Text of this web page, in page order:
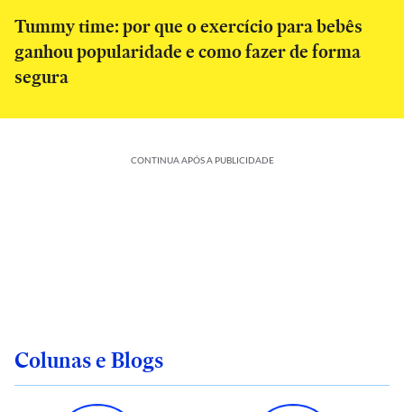
Tummy time: por que o exercício para bebês
ganhou popularidade e como fazer de forma
segura
CONTINUA APÓS A PUBLICIDADE
Colunas e Blogs